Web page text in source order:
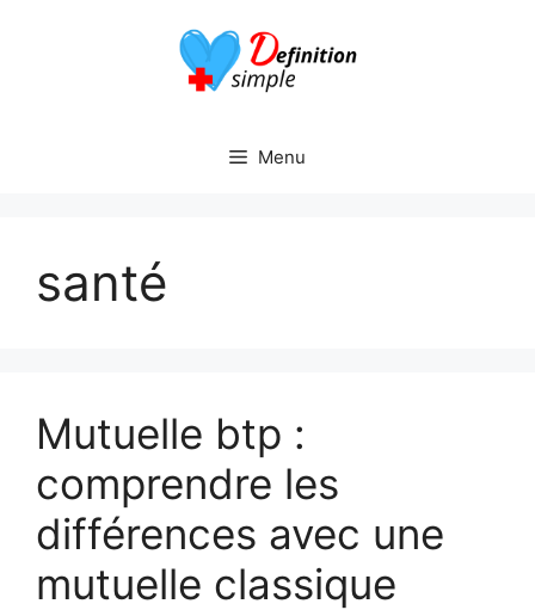
Menu
santé
Mutuelle btp :
comprendre les
différences avec une
mutuelle classique